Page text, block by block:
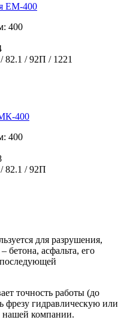
ЕМ-400
400
82.1 / 92П / 1221
400
400
82.1 / 92П
для разрушения,
бетона, асфальта, его
точность работы (до
гидравлическую или
компании.